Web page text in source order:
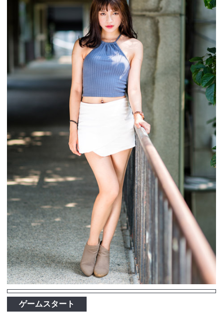
ゲームスタート